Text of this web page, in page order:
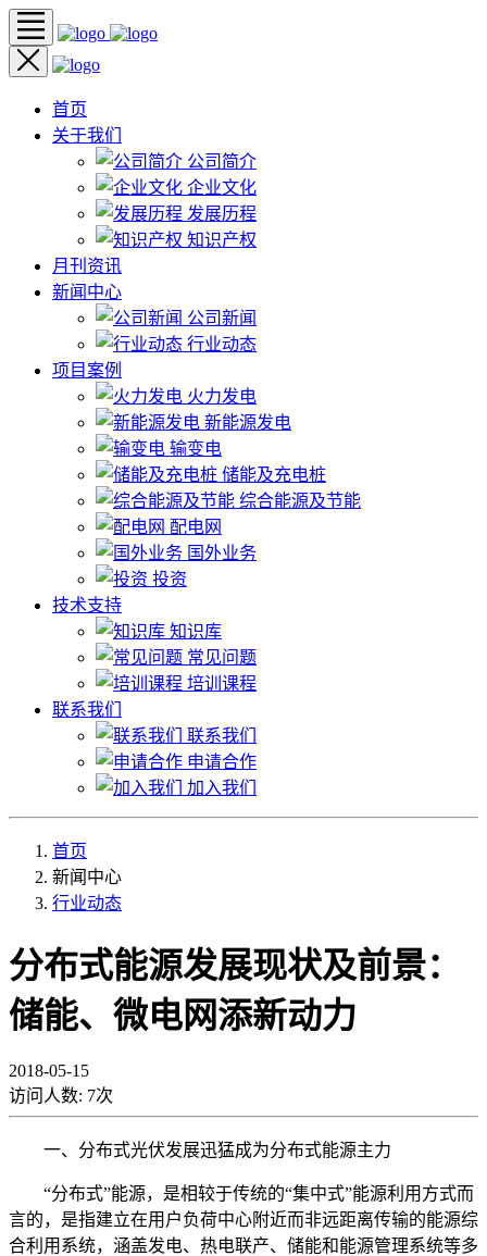
首页
关于我们
公司简介
企业文化
发展历程
知识产权
月刊资讯
新闻中心
公司新闻
行业动态
项目案例
火力发电
新能源发电
输变电
储能及充电桩
综合能源及节能
配电网
国外业务
投资
技术支持
知识库
常见问题
培训课程
联系我们
联系我们
申请合作
加入我们
首页
新闻中心
行业动态
分布式能源发展现状及前景：
储能、微电网添新动力
2018-05-15
访问人数: 7次
一、分布式光伏发展迅猛成为分布式能源主力
“分布式”能源，是相较于传统的“集中式”能源利用方式而
言的，是指建立在用户负荷中心附近而非远距离传输的能源综
合利用系统，涵盖发电、热电联产、储能和能源管理系统等多